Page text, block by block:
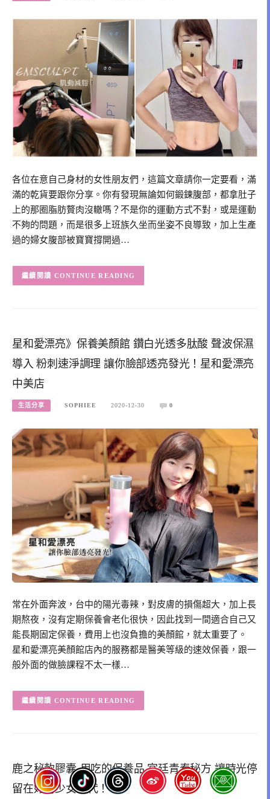
各位在意自己身材的女性朋友們，這篇文章請你一定要看，滿
滿的乾貨要跟你分享。你有發現無論如何鍛鍊腹部，都拿肚子
上的那圈脂肪贅肉沒轍嗎？不是你的運動方式不對，或是運動
不夠的問題，而是很多上班族久坐而坐姿不良導致，加上生產
過的婦女腹部被寶寶撐開過…
CONTINUE READING
星和愛漂亮》保養美顏館 鑽白光透多肽酸 聲波保濕
導入 粉刺速淨調理 讓你臉部透亮發光！星和愛漂亮
中美店
生活分享 SOPHIEE 2020-12-30 0
常在外面奔波，台中的陽光毒辣，對皮膚的損傷超大，加上長
期熬夜，沒有定期保養會老化很快，因此找到一間適合自己又
能長期固定保養，費用上也沒負擔的美顏館，就太重要了。
星和愛漂亮美顏館店內的服務都是醫美等級的速效保養，跟一
般外面的做臉課程不太一樣…
CONTINUE READING
鹿之秘軟膠囊-用吃的保養品 宮廷青春秘方 讓時光停
留在妳的少女時代！